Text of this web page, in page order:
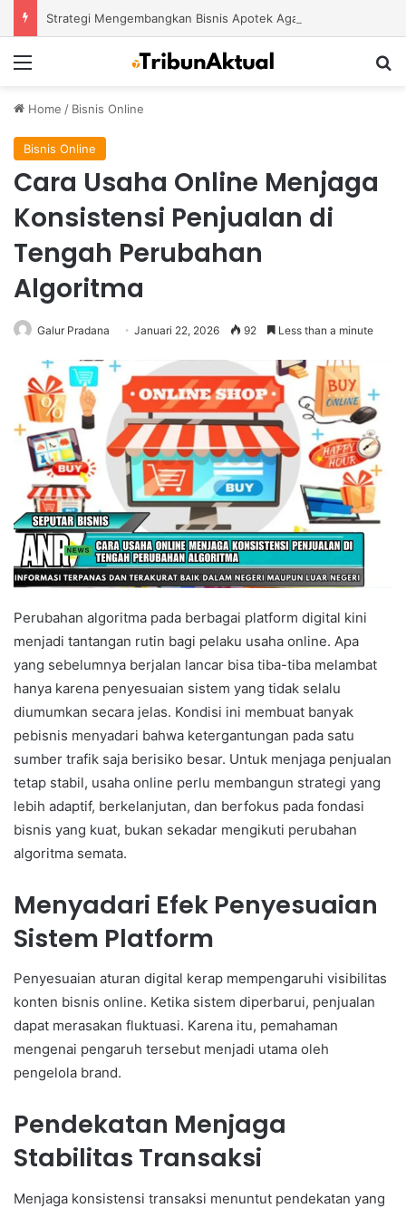
Home / Bisnis Online
Bisnis Online
Cara Usaha Online Menjaga
Konsistensi Penjualan di
Tengah Perubahan
Algoritma
Galur Pradana Januari 22, 2026 92 Less than a minute
Perubahan algoritma pada berbagai platform digital kini
menjadi tantangan rutin bagi pelaku usaha online. Apa
yang sebelumnya berjalan lancar bisa tiba-tiba melambat
hanya karena penyesuaian sistem yang tidak selalu
diumumkan secara jelas. Kondisi ini membuat banyak
pebisnis menyadari bahwa ketergantungan pada satu
sumber trafik saja berisiko besar. Untuk menjaga penjualan
tetap stabil, usaha online perlu membangun strategi yang
lebih adaptif, berkelanjutan, dan berfokus pada fondasi
bisnis yang kuat, bukan sekadar mengikuti perubahan
algoritma semata.
Menyadari Efek Penyesuaian
Sistem Platform
Penyesuaian aturan digital kerap mempengaruhi visibilitas
konten bisnis online. Ketika sistem diperbarui, penjualan
dapat merasakan fluktuasi. Karena itu, pemahaman
mengenai pengaruh tersebut menjadi utama oleh
pengelola brand.
Pendekatan Menjaga
Stabilitas Transaksi
Menjaga konsistensi transaksi menuntut pendekatan yang